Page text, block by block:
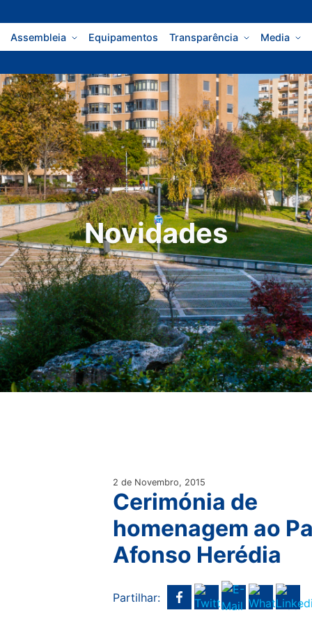
Assembleia Equipamentos Transparência Media
Novidades
2 de Novembro, 2015
Cerimónia de
homenagem ao
Afonso Herédia
Partilhar: